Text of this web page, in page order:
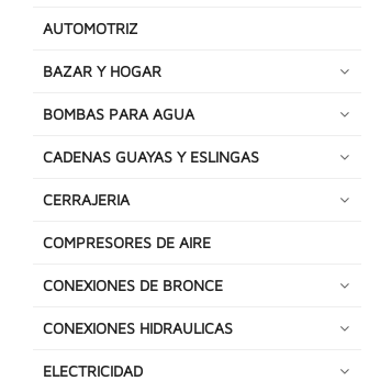
AUTOMOTRIZ
BAZAR Y HOGAR
BOMBAS PARA AGUA
CADENAS GUAYAS Y ESLINGAS
CERRAJERIA
COMPRESORES DE AIRE
CONEXIONES DE BRONCE
CONEXIONES HIDRAULICAS
ELECTRICIDAD